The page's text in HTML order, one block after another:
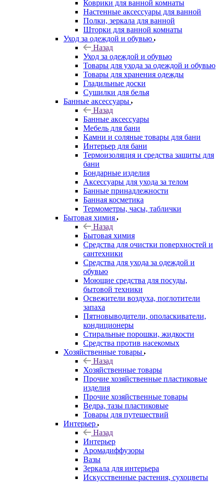
Коврики для ванной комнаты
Настенные аксессуары для ванной
Полки, зеркала для ванной
Шторки для ванной комнаты
Уход за одеждой и обувью
Назад
Уход за одеждой и обувью
Товары для ухода за одеждой и обувью
Товары для хранения одежды
Гладильные доски
Сушилки для белья
Банные аксессуары
Назад
Банные аксессуары
Мебель для бани
Камни и соляные товары для бани
Интерьер для бани
Термоизоляция и средства защиты для
бани
Бондарные изделия
Аксеcсуары для ухода за телом
Банные принадлежности
Банная косметика
Термометры, часы, таблички
Бытовая химия
Назад
Бытовая химия
Средства для очистки поверхностей и
сантехники
Средства для ухода за одеждой и
обувью
Моющие средства для посуды,
бытовой техники
Освежители воздуха, поглотители
запаха
Пятновыводители, ополаскиватели,
кондиционеры
Стиральные порошки, жидкости
Средства против насекомых
Хозяйственные товары
Назад
Хозяйственные товары
Прочие хозяйственные пластиковые
изделия
Прочие хозяйственные товары
Ведра, тазы пластиковые
Товары для путешествий
Интерьер
Назад
Интерьер
Аромадиффузоры
Вазы
Зеркала для интерьера
Искусственные растения, сухоцветы